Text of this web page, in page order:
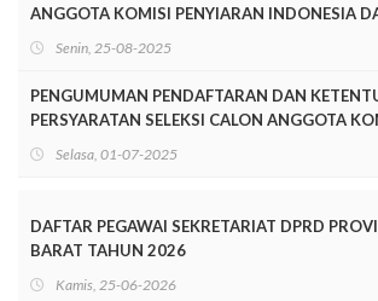
ANGGOTA KOMISI PENYIARAN INDONESIA
SUMATERA BARAT PERIODE 2025-2028
Senin, 25-08-2025
PENGUMUMAN PENDAFTARAN DAN
PERSYARATAN SELEKSI CALON ANGGOTA
INDONESIA DAERAH SUMATERA BARAT
TAHUN 2025-2028
Selasa, 01-07-2025
DAFTAR PEGAWAI SEKRETARIAT DPRD
BARAT TAHUN 2026
Kamis, 25-06-2026